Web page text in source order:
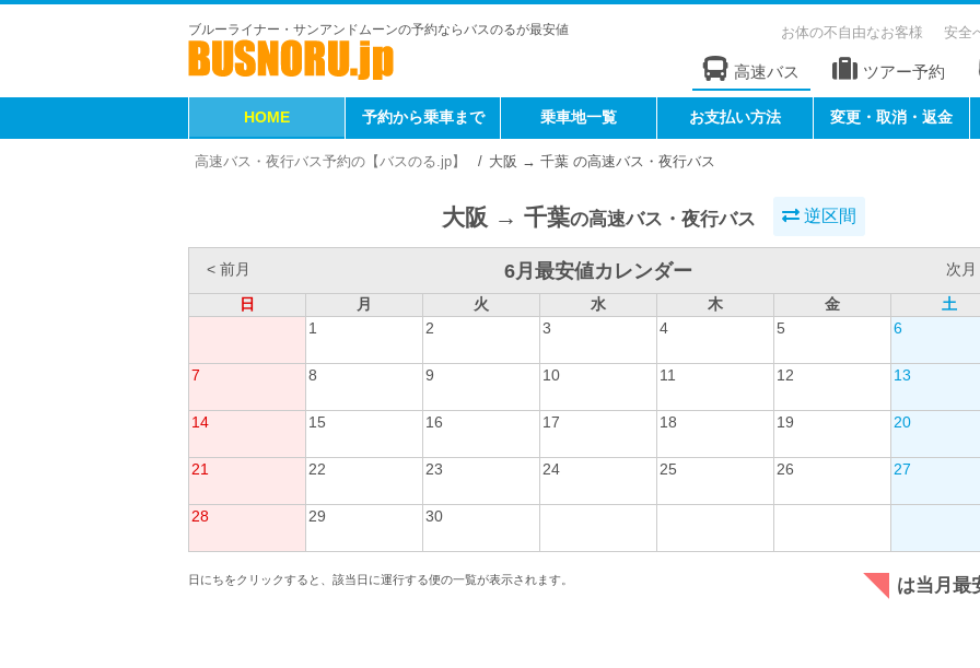
ブルーライナー・サンアンドムーンの予約ならバスのるが最安値 お体の不自由なお客様 安全
高速バス ツアー予約
HOME 予約から乗車まで 乗車地一覧 お支払い方法 変更・取消・返金
高速バス・夜行バス予約の【バスのる.jp】 大阪 → 千葉 の高速バス・夜行バス
大阪 → 千葉の高速バス・夜行バス 逆区間
< 前月 6月最安値カレンダー
次月
日
月 火 水 木 金
土
1
2 3 4 5 6
7 8 9 10 11 12 13
14 15 16 17 18 19 20
21 22 23 24 25 26 27
28 29 30
日にちをクリックすると、該当日に運行する便の一覧が表示されます。 は当月最